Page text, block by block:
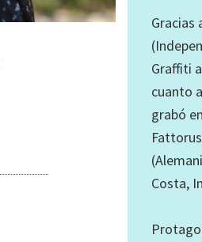
Gracias
Graffiti
cuanto
grabó
Costa,